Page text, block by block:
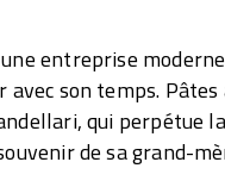
entreprise
avec son temps.
qui perpétue
de sa grand-